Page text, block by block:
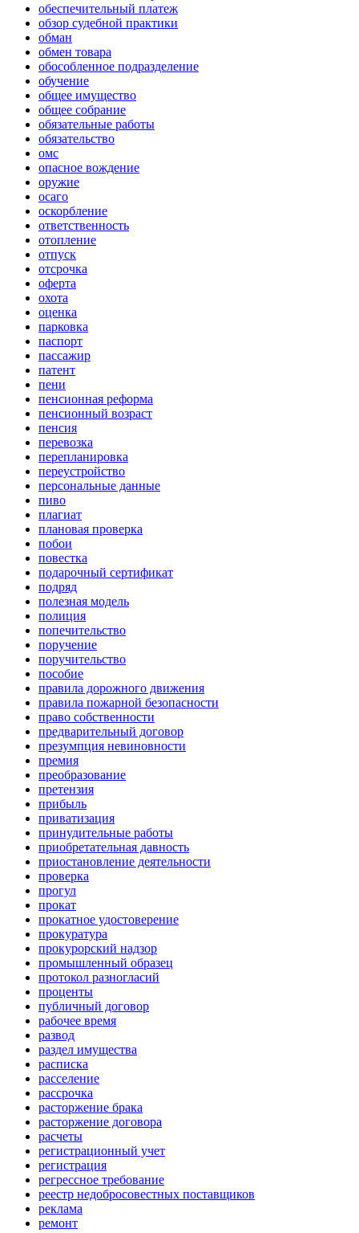
обеспечительный платеж
обзор судебной практики
обман
обмен товара
обособленное подразделение
обучение
общее имущество
общее собрание
обязательные работы
обязательство
омс
опасное вождение
оружие
осаго
оскорбление
ответственность
отопление
отпуск
отсрочка
оферта
охота
оценка
парковка
паспорт
пассажир
патент
пени
пенсионная реформа
пенсионный возраст
пенсия
перевозка
перепланировка
переустройство
персональные данные
пиво
плагиат
плановая проверка
побои
повестка
подарочный сертификат
подряд
полезная модель
полиция
попечительство
поручение
поручительство
пособие
правила дорожного движения
правила пожарной безопасности
право собственности
предварительный договор
презумпция невиновности
премия
преобразование
претензия
прибыль
приватизация
принудительные работы
приобретательная давность
приостановление деятельности
проверка
прогул
прокат
прокатное удостоверение
прокуратура
прокурорский надзор
промышленный образец
протокол разногласий
проценты
публичный договор
рабочее время
развод
раздел имущества
расписка
расселение
рассрочка
расторжение брака
расторжение договора
расчеты
регистрационный учет
регистрация
регрессное требование
реестр недобросовестных поставщиков
реклама
ремонт